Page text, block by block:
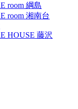
room 綱島
room 湘南台
HOUSE 藤沢